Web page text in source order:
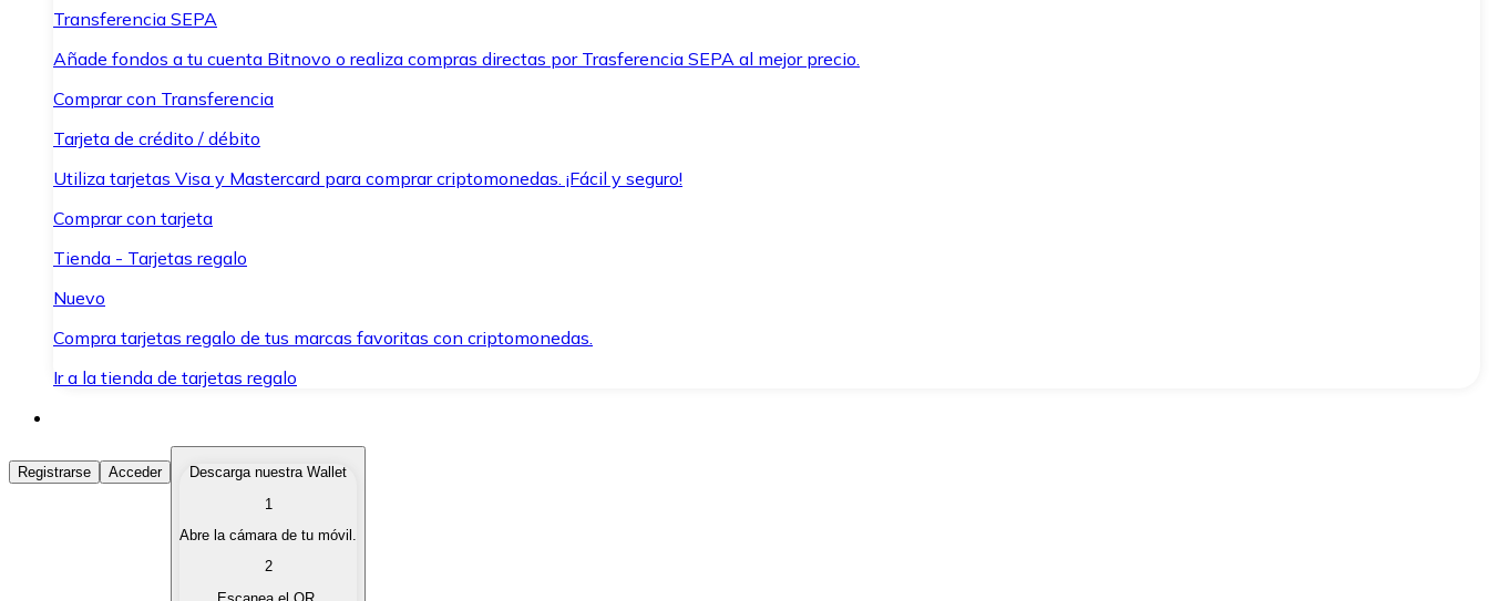
Transferencia SEPA
Añade fondos a tu cuenta Bitnovo o realiza compras directas por Trasferencia SEPA al mejor precio.
Comprar con Transferencia
Tarjeta de crédito / débito
Utiliza tarjetas Visa y Mastercard para comprar criptomonedas. ¡Fácil y seguro!
Comprar con tarjeta
Tienda - Tarjetas regalo
Nuevo
Compra tarjetas regalo de tus marcas favoritas con criptomonedas.
Ir a la tienda de tarjetas regalo
Comprar Criptomonedas
Compra criptomonedas con diferentes métodos de pago.
Vende tus criptomonedas de forma rápida y segura.
Registrarse Acceder
Descarga nuestra Wallet
1
Abre la cámara de tu móvil.
2